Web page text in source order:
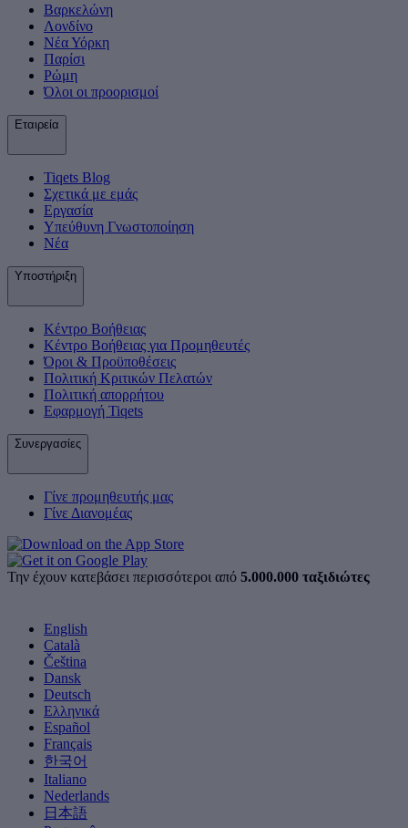
Βαρκελώνη
Λονδίνο
Νέα Υόρκη
Παρίσι
Ρώμη
Όλοι οι προορισμοί
Εταιρεία
Tiqets Βlog
Σχετικά με εμάς
Εργασία
Υπεύθυνη Γνωστοποίηση
Νέα
Υποστήριξη
Κέντρο Βοήθειας
Κέντρο Βοήθειας για Προμηθευτές
Όροι & Προϋποθέσεις
Πολιτική Κριτικών Πελατών
Πολιτική απορρήτου
Εφαρμογή Tiqets
Συνεργασίες
Γίνε προμηθευτής μας
Γίνε Διανομέας
Την έχουν κατεβάσει περισσότεροι από 5.000.000 ταξιδιώτες
English
Català
Čeština
Dansk
Deutsch
Ελληνικά
Español
Français
한국어
Italiano
Nederlands
日本語